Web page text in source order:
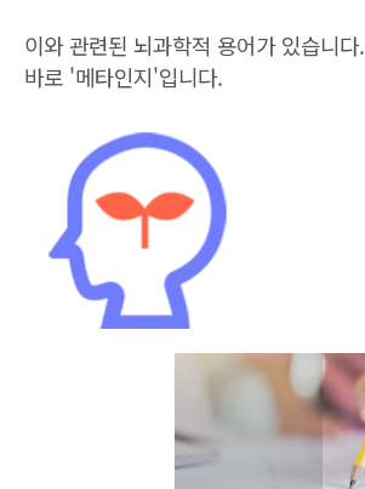
이와 관련된 뇌과학적 용어가 있습니다.
바로 '메타인지'입니다.